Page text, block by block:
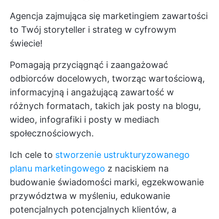
Agencja zajmująca się marketingiem zawartości
to Twój storyteller i strateg w cyfrowym
świecie!
Pomagają przyciągnąć i zaangażować
odbiorców docelowych, tworząc wartościową,
informacyjną i angażującą zawartość w
różnych formatach, takich jak posty na blogu,
wideo, infografiki i posty w mediach
społecznościowych.
Ich cele to stworzenie ustrukturyzowanego
planu marketingowego z naciskiem na
budowanie świadomości marki, egzekwowanie
przywództwa w myśleniu, edukowanie
potencjalnych potencjalnych klientów, a